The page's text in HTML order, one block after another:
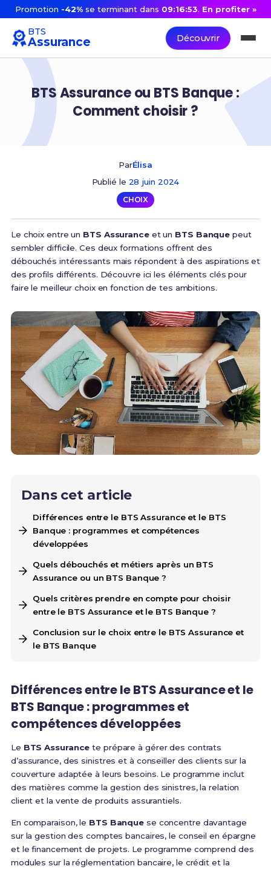
Promotion -42%se terminant dans 09:16:53. En profiter »
BTS
Assurance Découvrir
BTS Assurance ou BTS Banque :
Comment choisir ?
ParÉlisa
Publié le 28 juin 2024
CHOIX
Le choix entre un BTS Assuranceet un BTS Banque peut
sembler difficile. Ces deux formations offrent des
débouchés intéressants mais répondent à des aspirations et
des profils différents. Découvre ici les éléments clés pour
faire le meilleur choix en fonction de tes ambitions.
Dans cet article
Différences entre le BTS Assurance et le BTS
Banque : programmes et compétences
développées
Quels débouchés et métiers après un BTS
Assurance ou un BTS Banque ?
Quels critères prendre en compte pour choisir
entre le BTS Assurance et le BTS Banque ?
Conclusion sur le choix entre le BTS Assurance et
le BTS Banque
Différences entre le BTS Assurance et le
BTS Banque : programmes et
compétences développées
Le BTS Assurance te prépare à gérer des contrats
d’assurance, des sinistres et à conseiller des clients sur la
couverture adaptée à leurs besoins. Le programme inclut
des matières comme la gestion des sinistres, la relation
client et la vente de produits assurantiels.
En comparaison, le BTS Banque se concentre davantage
sur la gestion des comptes bancaires, le conseil en épargne
et le financement de projets. Le programme comprend des
modules sur la réglementation bancaire, le crédit et la